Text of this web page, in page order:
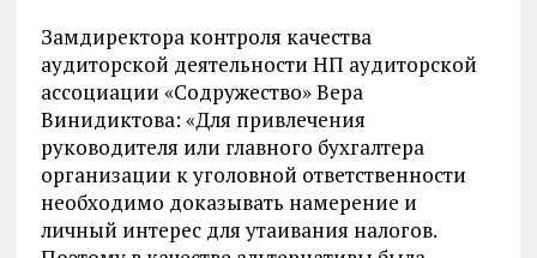
Замдиректора контроля качества
аудиторской деятельности НП аудиторской
ассоциации «Содружество» Вера
Винидиктова: «Для привлечения
руководителя или главного бухгалтера
организации к уголовной ответственности
необходимо доказывать намерение и
личный интерес для утаивания налогов.